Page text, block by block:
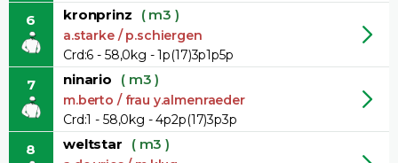
6 kronprinz ( m3 )
a.starke / p.schiergen
Crd:6 - 58,0kg - 1p(17)3p1p5p
7 ninario ( m3 )
m.berto / frau y.almenraeder
Crd:1 - 58,0kg - 4p2p(17)3p3p
8 weltstar ( m3 )